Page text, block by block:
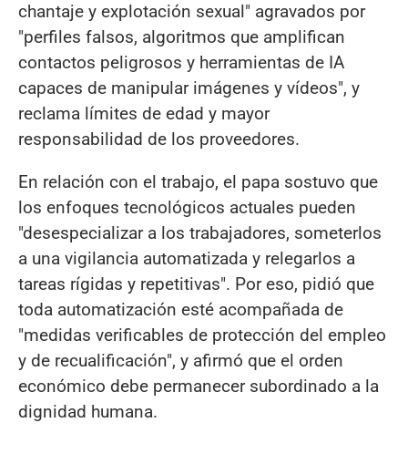
chantaje y explotación sexual" agravados por
"perfiles falsos, algoritmos que amplifican
contactos peligrosos y herramientas de IA
capaces de manipular imágenes y vídeos", y
reclama límites de edad y mayor
responsabilidad de los proveedores.
En relación con el trabajo, el papa sostuvo que
los enfoques tecnológicos actuales pueden
"desespecializar a los trabajadores, someterlos
a una vigilancia automatizada y relegarlos a
tareas rígidas y repetitivas". Por eso, pidió que
toda automatización esté acompañada de
"medidas verificables de protección del empleo
y de recualificación", y afirmó que el orden
económico debe permanecer subordinado a la
dignidad humana.